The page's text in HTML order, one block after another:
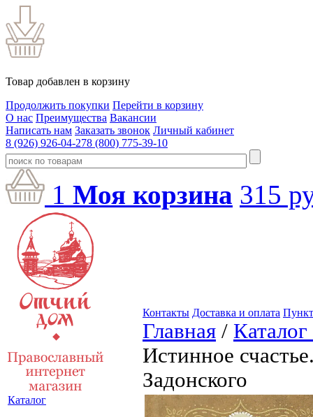
Товар добавлен в корзину
Продолжить покупки Перейти в корзину
О нас Преимущества Вакансии
Написать нам Заказать звонок Личный кабинет
8 (926) 926-04-278 (800) 775-39-10
1 Моя корзина 315
Каталог
Контакты Доставка и оплата
Главная /
Истинное
Задонского